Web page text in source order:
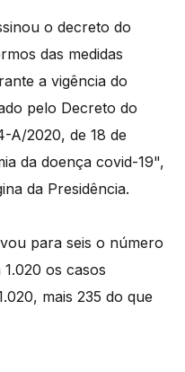
o decreto do
das medidas
a vigência do
pelo Decreto do
A/2020, de 18 de
da doença covid-19",
da Presidência.
para seis o número
os casos
mais 235 do que